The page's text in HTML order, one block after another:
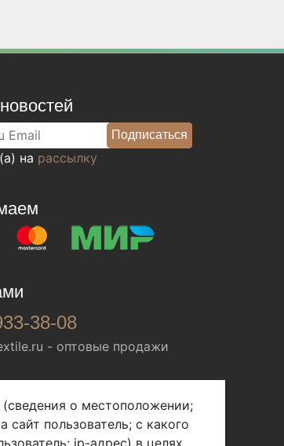
на рассылку
38-08
- оптовые продажи
о местоположении;
пользователь; с какого
ip-адрес) в целях